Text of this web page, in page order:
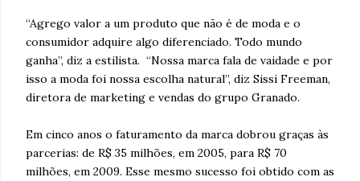
“Agrego valor a um produto que não é de moda e o
consumidor adquire algo diferenciado. Todo mundo
ganha”, diz a estilista. “Nossa marca fala de vaidade e por
isso a moda foi nossa escolha natural”, diz Sissi Freeman,
diretora de marketing e vendas do grupo Granado.
Em cinco anos o faturamento da marca dobrou graças às
parcerias: de R$ 35 milhões, em 2005, para R$ 70
milhões, em 2009. Esse mesmo sucesso foi obtido com as